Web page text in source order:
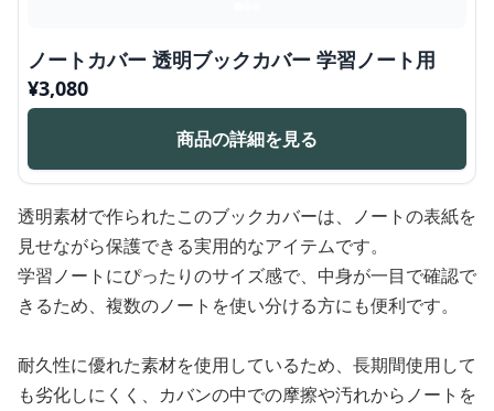
ノートカバー 透明ブックカバー 学習ノート用
¥3,080
商品の詳細を見る
透明素材で作られたこのブックカバーは、ノートの表紙を
見せながら保護できる実用的なアイテムです。
学習ノートにぴったりのサイズ感で、中身が一目で確認で
きるため、複数のノートを使い分ける方にも便利です。
耐久性に優れた素材を使用しているため、長期間使用して
も劣化しにくく、カバンの中での摩擦や汚れからノートを